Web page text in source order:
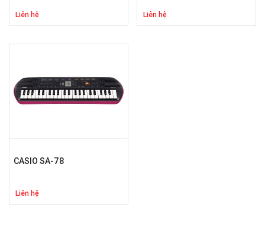
Liên hệ Liên hệ
CASIO SA-78
Liên hệ